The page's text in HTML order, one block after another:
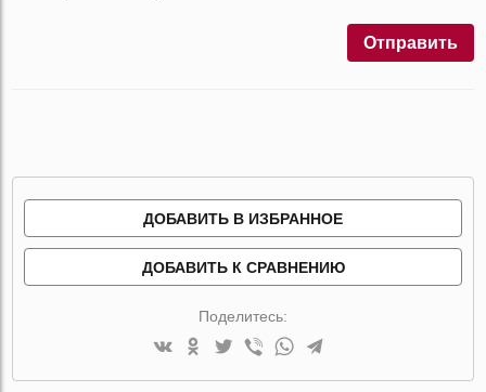
Отправить
ДОБАВИТЬ В ИЗБРАННОЕ
ДОБАВИТЬ К СРАВНЕНИЮ
Поделитесь: